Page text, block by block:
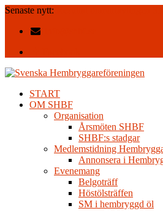
Senaste nytt:
START
OM SHBF
Organisation
Årsmöten SHBF
SHBF:s stadgar
Medlemstidning
Annonsera i
Evenemang
Belgoträff
Höstölsträffen
SM i hembryggd öl